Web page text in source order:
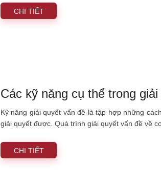
CHI TIẾT
Các kỹ năng cụ thể trong
Kỹ năng giải quyết vấn đề là tập hợp những
giải quyết được. Quá trình giải quyết vấn đề về
CHI TIẾT